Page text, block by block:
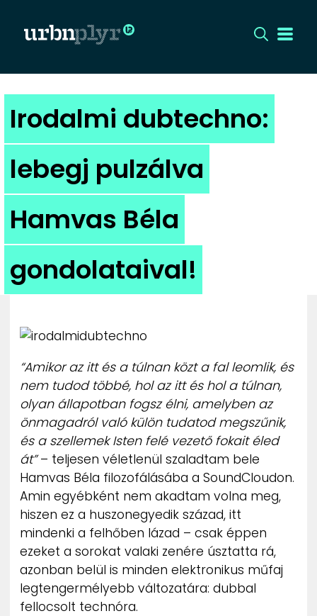
CÍMLAP
DIZÁJN
DIVAT
HIP
KULT
UTCA
ZENE
MÉDIAAJÁNLAT
IMPRESSZUM
PR-ARCHÍVUM
ADATKEZELÉSI TÁJÉKOZTATÓ
Irodalmi dubtechno:
lebegj pulzálva
Hamvas Béla
gondolataival!
“Amikor az itt és a túlnan közt a fal leomlik, és
nem tudod többé, hol az itt és hol a túlnan,
olyan állapotban fogsz élni, amelyben az
önmagadról való külön tudatod megszűnik,
és a szellemek Isten felé vezető fokait éled
át”– teljesen véletlenül szaladtam bele
Hamvas Béla filozofálásába a SoundCloudon.
Amin egyébként nem akadtam volna meg,
hiszen ez a huszonegyedik század, itt
mindenki a felhőben lázad – csak éppen
ezeket a sorokat valaki zenére úsztatta rá,
azonban belül is minden elektronikus műfaj
legtengermélyebb változatára: dubbal
fellocsolt technóra.